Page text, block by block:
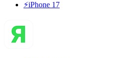
⚡️iPhone 17